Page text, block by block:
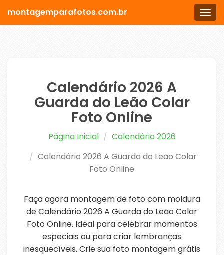
Menu
montagemparafotos.com.br
Calendário 2026 A
Guarda do Leão Colar
Foto Online
Página Inicial
Calendário 2026
Calendário 2026 A Guarda do Leão Colar
Foto Online
Faça agora montagem de foto com moldura
de Calendário 2026 A Guarda do Leão Colar
Foto Online. Ideal para celebrar momentos
especiais ou para criar lembranças
inesquecíveis. Crie sua foto montagem grátis